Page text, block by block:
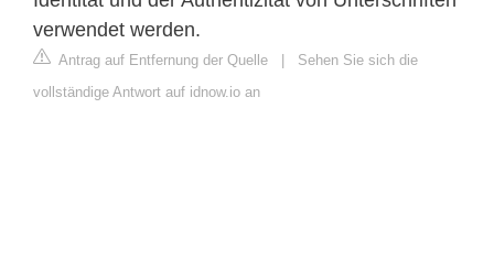
verwendet werden.
Antrag auf Entfernung der Quelle | Sehen Sie sich die
vollständige Antwort auf idnow.io an